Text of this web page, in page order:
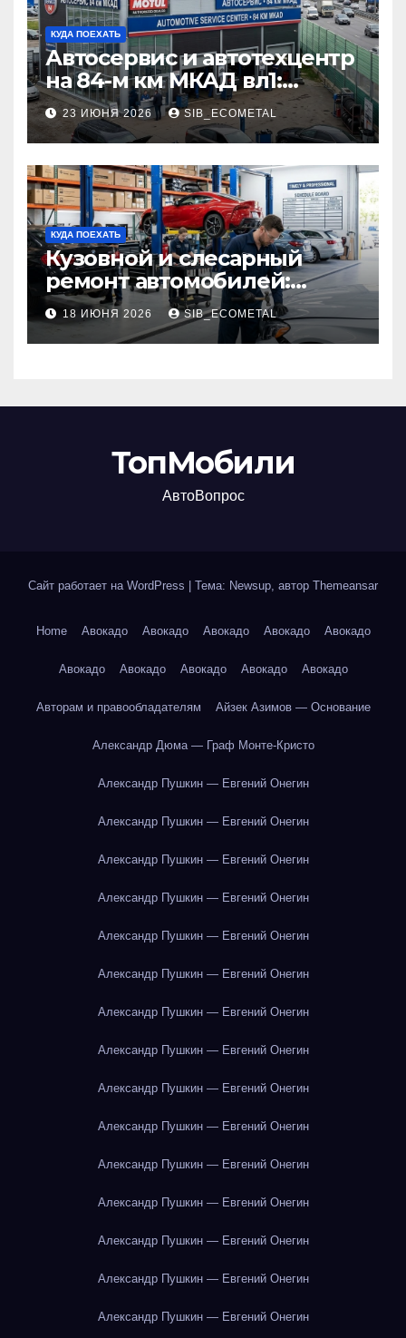
КУДА ПОЕХАТЬ
Автосервис и автотехцентр
на 84-м км МКАД вл1:
описание услуг и режим
работы
23 ИЮНЯ 2026 SIB_ECOMETAL
КУДА ПОЕХАТЬ
Кузовной и слесарный
ремонт автомобилей:
наличие оригинальных
запчастей производителя
и сроки выполнения работ
18 ИЮНЯ 2026 SIB_ECOMETAL
ТопМобили
АвтоВопрос
Сайт работает на WordPress Тема: Newsup, автор Themeansar
Home Авокадо Авокадо Авокадо Авокадо Авокадо
Авокадо Авокадо Авокадо Авокадо Авокадо
Авторам и правообладателям Айзек Азимов — Основание
Александр Дюма — Граф Монте-Кристо
Александр Пушкин — Евгений Онегин
Александр Пушкин — Евгений Онегин
Александр Пушкин — Евгений Онегин
Александр Пушкин — Евгений Онегин
Александр Пушкин — Евгений Онегин
Александр Пушкин — Евгений Онегин
Александр Пушкин — Евгений Онегин
Александр Пушкин — Евгений Онегин
Александр Пушкин — Евгений Онегин
Александр Пушкин — Евгений Онегин
Александр Пушкин — Евгений Онегин
Александр Пушкин — Евгений Онегин
Александр Пушкин — Евгений Онегин
Александр Пушкин — Евгений Онегин
Александр Пушкин — Евгений Онегин